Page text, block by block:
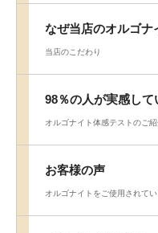
なぜ当店のオルゴナ
当店のこだわり
98％の人が実感して
オルゴナイト体感テストのご
お客様の声
オルゴナイトをご使用されて